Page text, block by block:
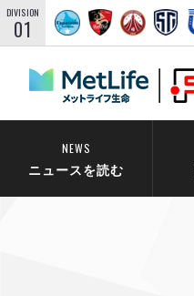
DIVISION
01
NEWS
ニュースを読む